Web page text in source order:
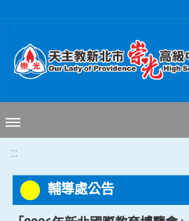
:::
輔導處公告